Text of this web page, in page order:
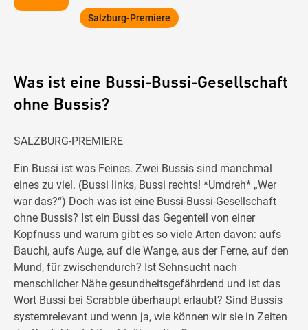
Salzburg-Premiere
Was ist eine Bussi-Bussi-Gesellschaft
ohne Bussis?
SALZBURG-PREMIERE
Ein Bussi ist was Feines. Zwei Bussis sind manchmal
eines zu viel. (Bussi links, Bussi rechts! *Umdreh* „Wer
war das?“) Doch was ist eine Bussi-Bussi-Gesellschaft
ohne Bussis? Ist ein Bussi das Gegenteil von einer
Kopfnuss und warum gibt es so viele Arten davon: aufs
Bauchi, aufs Auge, auf die Wange, aus der Ferne, auf den
Mund, für zwischendurch? Ist Sehnsucht nach
menschlicher Nähe gesundheitsgefährdend und ist das
Wort Bussi bei Scrabble überhaupt erlaubt? Sind Bussis
systemrelevant und wenn ja, wie können wir sie in Zeiten